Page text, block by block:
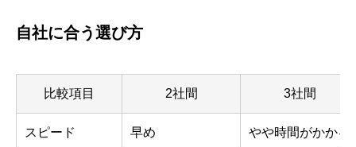
自社に合う選び方
比較項目 2社間 3社間
スピード 早め やや時間がかかる